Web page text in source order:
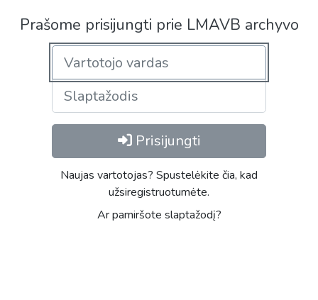
Prašome prisijungti prie LMAVB archyvo
Prisijungti
Naujas vartotojas? Spustelėkite čia, kad
užsiregistruotumėte.
Ar pamiršote slaptažodį?